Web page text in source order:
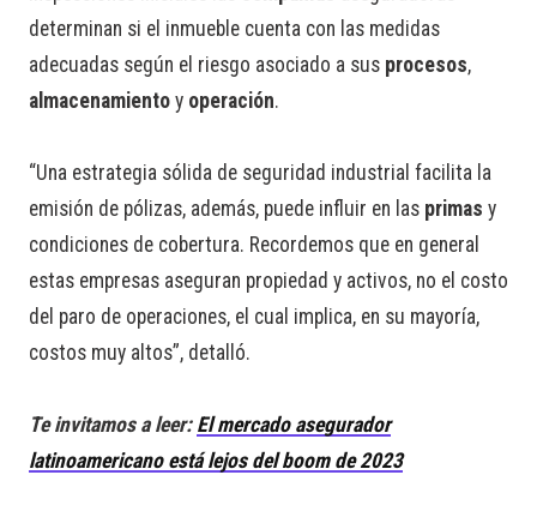
determinan si el inmueble cuenta con las medidas
adecuadas según el riesgo asociado a sus procesos,
almacenamiento y operación.
“Una estrategia sólida de seguridad industrial facilita la
emisión de pólizas, además, puede influir en las primas y
condiciones de cobertura. Recordemos que en general
estas empresas aseguran propiedad y activos, no el costo
del paro de operaciones, el cual implica, en su mayoría,
costos muy altos”, detalló.
Te invitamos a leer: El mercado asegurador
latinoamericano está lejos del boom de 2023